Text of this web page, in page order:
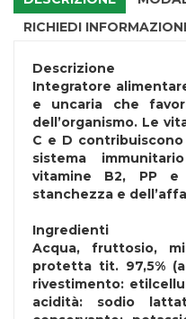
RICHIEDI INFORMAZIONI
Descrizione
Integratore
e uncaria che
dell’organismo. Le
C e D
sistema
vitamine B2, PP
stanchezza e
Ingredienti
Acqua, fruttosio,
protetta tit. 97,5%
rivestimento:
acidità: sodio